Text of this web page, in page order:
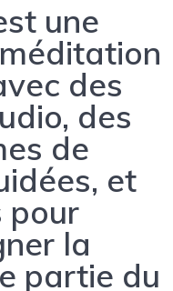
une
des
des
de
et
pour
la
partie du